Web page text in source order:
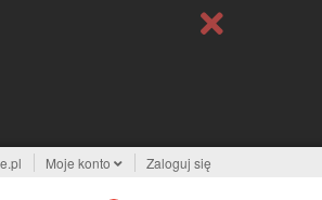
Moje konto Zaloguj się